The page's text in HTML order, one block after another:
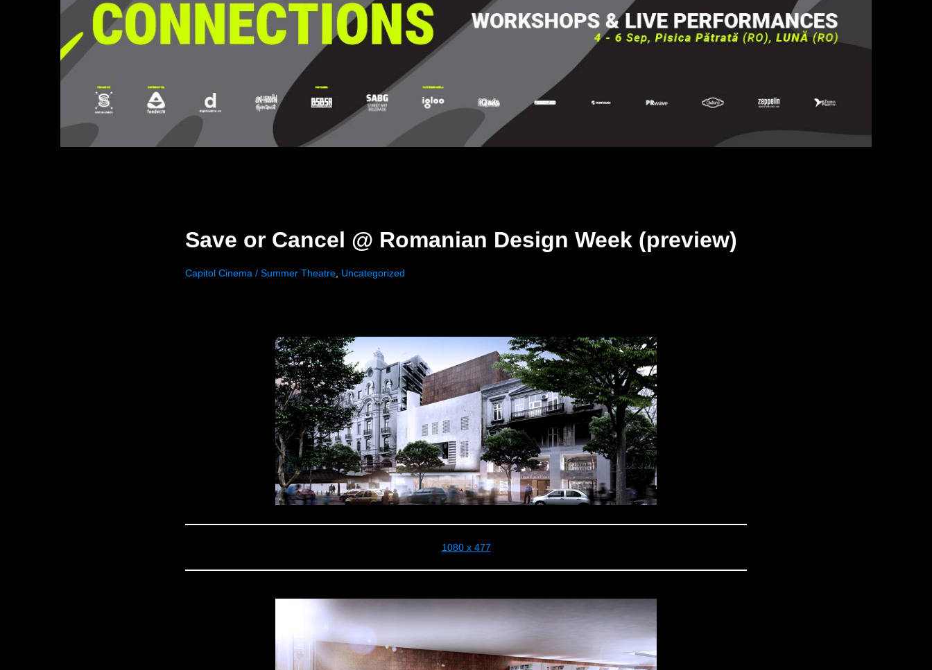
Save or Cancel @ Romanian Design Week (preview)
Capitol Cinema / Summer Theatre, Uncategorized
1080 x 477